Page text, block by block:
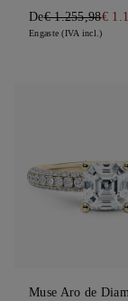
De€ 1.255,98€
Engaste (IVA incl.)
Muse Aro de